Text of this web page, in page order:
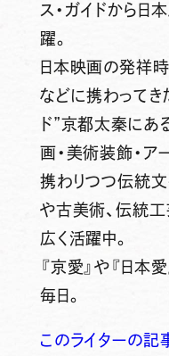
ス・ガイドから日
躍。
日本映画の発祥
などに携わってき
ド”京都太秦にあ
画・美術装飾・ア
携わりつつ伝統
や古美術、伝統
広く活躍中。
『京愛』や『日本
毎日。
このライターの記